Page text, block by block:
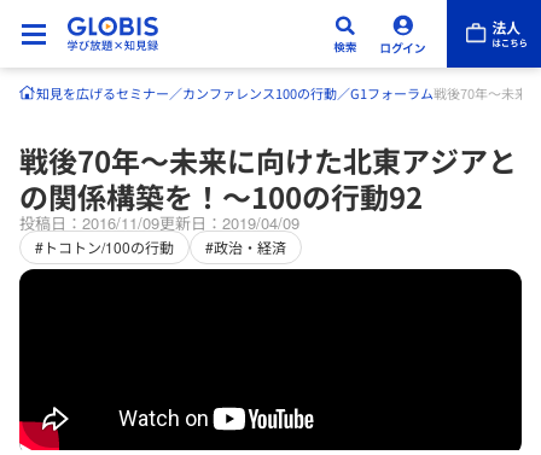
知見を広げるセミナー／カンファレンス100の行動／G1フォーラム戦後70年～未来
戦後70年～未来に向けた北東アジアと
の関係構築を！～100の行動92
投稿日：2016/11/09更新日：2019/04/09
#トコトン/100の行動 #政治・経済